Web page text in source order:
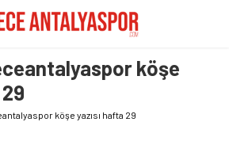
köşe
köşe yazısı hafta 29